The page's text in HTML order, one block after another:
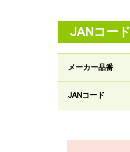
JANコード
メーカー品番
JANコード